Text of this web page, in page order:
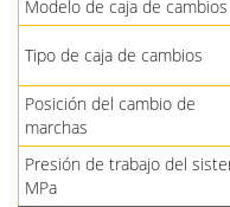
Modelo de caja de cambios
Tipo de caja de cambios
Posición del cambio de
marchas
Presión de trabajo del
MPa